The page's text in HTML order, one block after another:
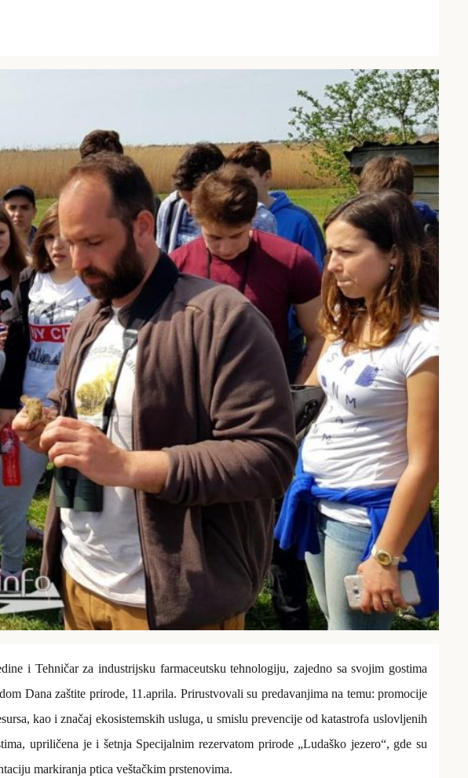
i Tehničar za industrijsku farmaceutsku tehnologiju, zajedno sa svojim gostima
Dana zaštite prirode, 11.aprila. Prirustvovali su predavanjima na temu: promocije
kao i značaj ekosistemskih usluga, u smislu prevencije od katastrofa uslovljenih
upriličena je i šetnja Specijalnim rezervatom prirode „Ludaško jezero“, gde su
markiranja ptica veštačkim prstenovima.